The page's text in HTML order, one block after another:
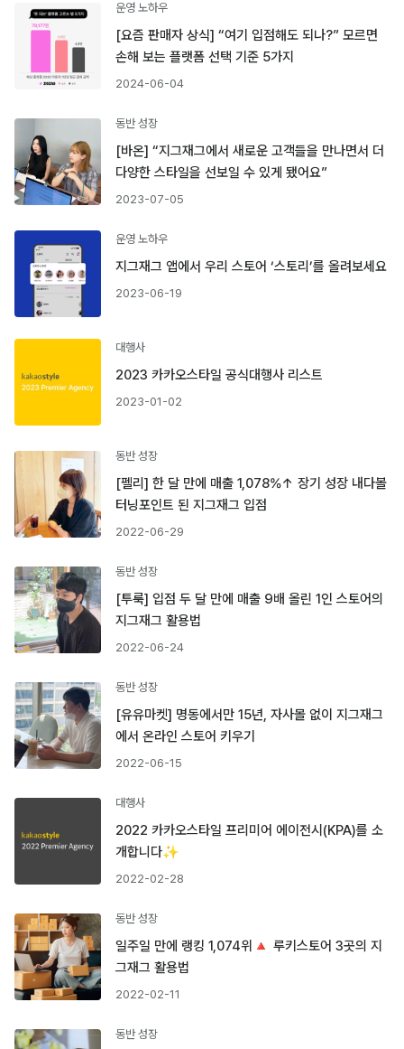
운영 노하우
[요즘 판매자 상식] “여기 입점해도 되나?” 모르면
손해 보는 플랫폼 선택 기준 5가지
2024-06-04
동반 성장
[바온] “지그재그에서 새로운 고객들을 만나면서 더
다양한 스타일을 선보일 수 있게 됐어요”
2023-07-05
운영 노하우
지그재그 앱에서 우리 스토어 ‘스토리’를 올려보세요
2023-06-19
대행사
2023 카카오스타일 공식대행사 리스트
2023-01-02
동반 성장
[펠리] 한 달 만에 매출 1,078%↑ 장기 성장 내다볼
터닝포인트 된 지그재그 입점
2022-06-29
동반 성장
[투룩] 입점 두 달 만에 매출 9배 올린 1인 스토어의
지그재그 활용법
2022-06-24
동반 성장
[유유마켓] 명동에서만 15년, 자사몰 없이 지그재그
에서 온라인 스토어 키우기
2022-06-15
대행사
2022 카카오스타일 프리미어 에이전시(KPA)를 소
개합니다✨
2022-02-28
동반 성장
일주일 만에 랭킹 1,074위🔺 루키스토어 3곳의 지
그재그 활용법
2022-02-11
동반 성장